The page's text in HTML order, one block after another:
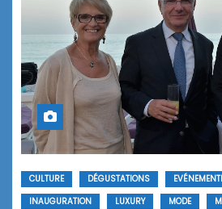
CULTURE DÉGUSTATIONS
INAUGURATION
LUXURY MODE